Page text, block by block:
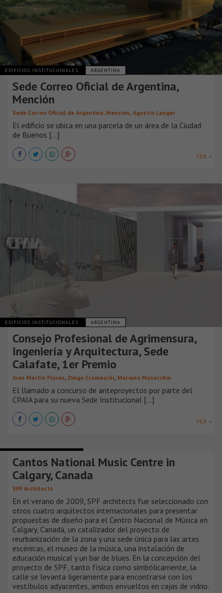
EDIFICIOS INSTITUCIONALES ARGENTINA
Sede Correo Oficial de Argentina,
Mención
Sede Correo Oficial de Argentina, Mención, Agustín Langer
El edificio se ubica en una parcela de un área de la Ciudad
de Buenos [...]
VER +
EDIFICIOS INSTITUCIONALES ARGENTINA
Consejo Profesional de Agrimensura,
Ingeniería y Arquitectura, Sede
Calafate, 1er Premio
Juan Martín Flores, Diego Cremaschi, Mariano Musacchio
El llamado a concurso de anteproyectos por parte del
CPAIA para su nueva Sede Institucional [...]
VER +
Cantos National Music Centre in
Calgary, Canada
SPF Architects
En el verano de 2009, SPF architects fue seleccionado con
otros cuatro arquitectos internacionales para presentar
propuestas de diseño para el Centro Nacional de Música en
Calgary, Canadá, un catalizador del proyecto de
reurbanización de la zona y una sede única para las artes
escénicas, el museo de la música, una instalación de
educación musical y un bar de blues. En la concepción del
proyecto de SPF, tanto física como simbólicamente, la
calle se levanta ligeramente para encontrarse con los
vestíbulos adyacentes, ambos envueltos en cajas de vidrio.